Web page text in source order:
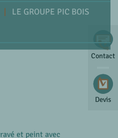
Contact
Devis
LE GROUPE PIC BOIS
et peint avec